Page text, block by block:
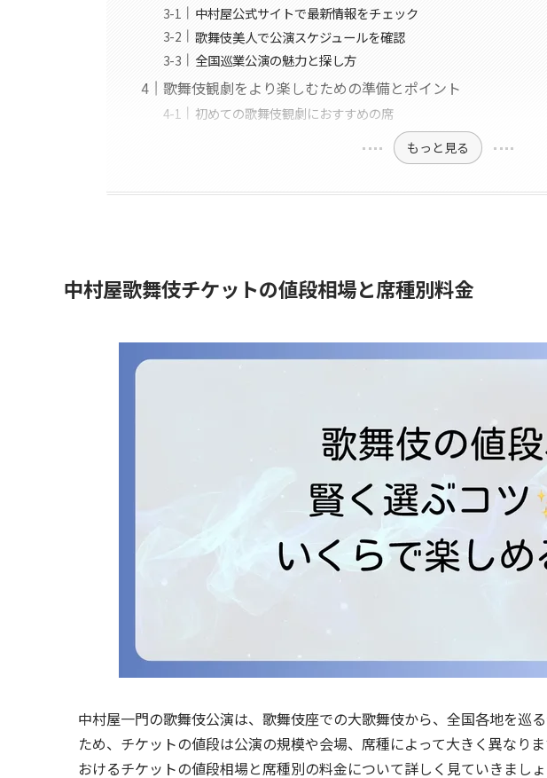
中村屋公式サイトで最新情報をチェック
歌舞伎美人で公演スケジュールを確認
全国巡業公演の魅力と探し方
歌舞伎観劇をより楽しむための準備とポイント
初めての歌舞伎観劇におすすめの席
もっと見る
中村屋歌舞伎チケットの値段相場と席種別料金
中村屋一門の歌舞伎公演は、歌舞伎座での大歌舞伎から、全国各地を巡
ため、チケットの値段は公演の規模や会場、席種によって大きく異なり
おけるチケットの値段相場と席種別の料金について詳しく見ていきましょ